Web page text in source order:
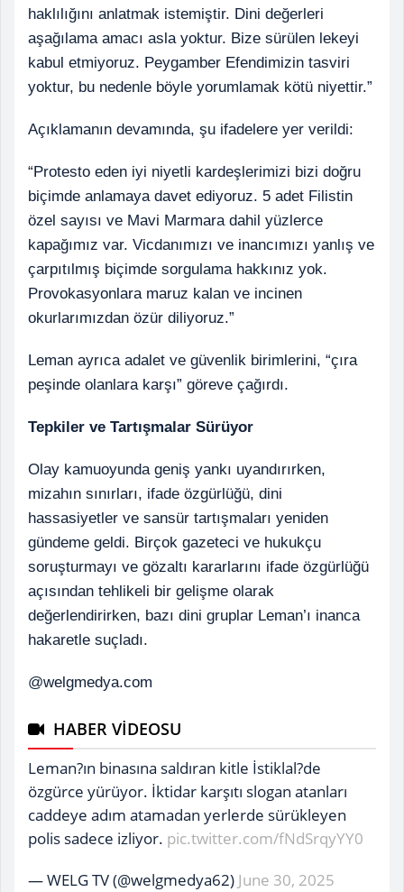
haklılığını anlatmak istemiştir. Dini değerleri
aşağılama amacı asla yoktur. Bize sürülen lekeyi
kabul etmiyoruz. Peygamber Efendimizin tasviri
yoktur, bu nedenle böyle yorumlamak kötü niyettir.”
Açıklamanın devamında, şu ifadelere yer verildi:
“Protesto eden iyi niyetli kardeşlerimizi bizi doğru
biçimde anlamaya davet ediyoruz. 5 adet Filistin
özel sayısı ve Mavi Marmara dahil yüzlerce
kapağımız var. Vicdanımızı ve inancımızı yanlış ve
çarpıtılmış biçimde sorgulama hakkınız yok.
Provokasyonlara maruz kalan ve incinen
okurlarımızdan özür diliyoruz.”
Leman ayrıca adalet ve güvenlik birimlerini, “çıra
peşinde olanlara karşı” göreve çağırdı.
Tepkiler ve Tartışmalar Sürüyor
Olay kamuoyunda geniş yankı uyandırırken,
mizahın sınırları, ifade özgürlüğü, dini
hassasiyetler ve sansür tartışmaları yeniden
gündeme geldi. Birçok gazeteci ve hukukçu
soruşturmayı ve gözaltı kararlarını ifade özgürlüğü
açısından tehlikeli bir gelişme olarak
değerlendirirken, bazı dini gruplar Leman’ı inanca
hakaretle suçladı.
@welgmedya.com
HABER VİDEOSU
Leman?ın binasına saldıran kitle İstiklal?de
özgürce yürüyor. İktidar karşıtı slogan atanları
caddeye adım atamadan yerlerde sürükleyen
polis sadece izliyor. pic.twitter.com/fNdSrqyYY0
— WELG TV (@welgmedya62) June 30, 2025